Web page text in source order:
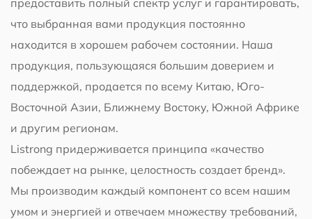
что выбранная вами продукция постоянно
находится в хорошем рабочем состоянии. Наша
продукция, пользующаяся большим доверием и
поддержкой, продается по всему Китаю, Юго-
Восточной Азии, Ближнему Востоку, Южной Африке
и другим регионам.
Listrong придерживается принципа «качество
побеждает на рынке, целостность создает бренд».
Мы производим каждый компонент со всем нашим
умом и энергией и отвечаем множеству требований,